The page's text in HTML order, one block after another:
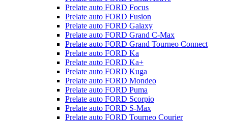
Prelate auto FORD Focus
Prelate auto FORD Fusion
Prelate auto FORD Galaxy
Prelate auto FORD Grand C-Max
Prelate auto FORD Grand Tourneo Connect
Prelate auto FORD Ka
Prelate auto FORD Ka+
Prelate auto FORD Kuga
Prelate auto FORD Mondeo
Prelate auto FORD Puma
Prelate auto FORD Scorpio
Prelate auto FORD S-Max
Prelate auto FORD Tourneo Courier